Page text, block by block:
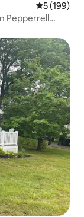
5 (199)
Pepperrell